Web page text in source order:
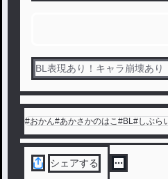
BL表現あり！キャラ崩壊あり
#おかん#あかさかのはこ#BL#しぶら
シェアする